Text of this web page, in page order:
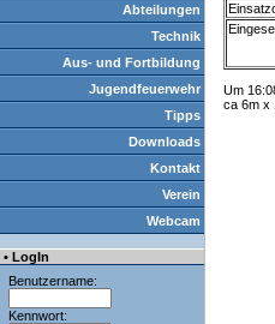
Abteilungen
Technik
Aus- und Fortbildung
Jugendfeuerwehr
Tipps
Downloads
Kontakt
Verein
Webcam
• LogIn
Benutzername:
Kennwort:
Um
ca 6m x